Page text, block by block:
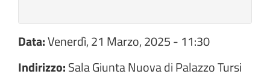
Data:Venerdì, 21 Marzo, 2025 - 11:30
Indirizzo:Sala Giunta Nuova di Palazzo Tursi